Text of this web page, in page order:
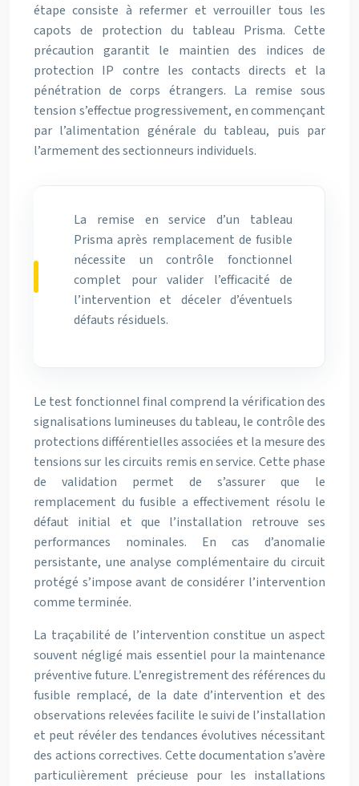
étape consiste à refermer et verrouiller tous les
capots de protection du tableau Prisma. Cette
précaution garantit le maintien des indices de
protection IP contre les contacts directs et la
pénétration de corps étrangers. La remise sous
tension s’effectue progressivement, en commençant
par l’alimentation générale du tableau, puis par
l’armement des sectionneurs individuels.
La remise en service d’un tableau
Prisma après remplacement de fusible
nécessite un contrôle fonctionnel
complet pour valider l’efficacité de
l’intervention et déceler d’éventuels
défauts résiduels.
Le test fonctionnel final comprend la vérification des
signalisations lumineuses du tableau, le contrôle des
protections différentielles associées et la mesure des
tensions sur les circuits remis en service. Cette phase
de validation permet de s’assurer que le
remplacement du fusible a effectivement résolu le
défaut initial et que l’installation retrouve ses
performances nominales. En cas d’anomalie
persistante, une analyse complémentaire du circuit
protégé s’impose avant de considérer l’intervention
comme terminée.
La traçabilité de l’intervention constitue un aspect
souvent négligé mais essentiel pour la maintenance
préventive future. L’enregistrement des références du
fusible remplacé, de la date d’intervention et des
observations relevées facilite le suivi de l’installation
et peut révéler des tendances évolutives nécessitant
des actions correctives. Cette documentation s’avère
particulièrement précieuse pour les installations